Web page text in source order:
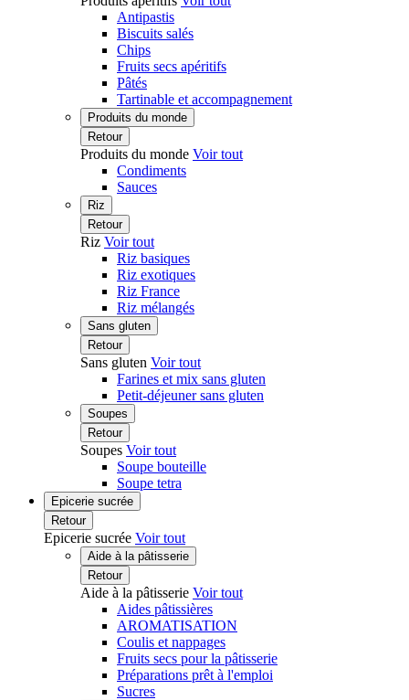
Antipastis
Biscuits salés
Chips
Fruits secs apéritifs
Pâtés
Tartinable et accompagnement
Produits du monde
Retour
Produits du monde Voir tout
Condiments
Sauces
Riz
Retour
Riz Voir tout
Riz basiques
Riz exotiques
Riz France
Riz mélangés
Sans gluten
Retour
Sans gluten Voir tout
Farines et mix sans gluten
Petit-déjeuner sans gluten
Soupes
Retour
Soupes Voir tout
Soupe bouteille
Soupe tetra
Epicerie sucrée
Retour
Epicerie sucrée Voir tout
Aide à la pâtisserie
Retour
Aide à la pâtisserie Voir tout
Aides pâtissières
AROMATISATION
Coulis et nappages
Fruits secs pour la pâtisserie
Préparations prêt à l'emploi
Sucres